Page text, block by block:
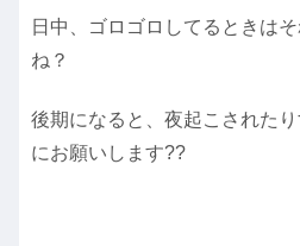
日中、ゴロゴロしてるときは
ね？
後期になると、夜起こされた
にお願いします??